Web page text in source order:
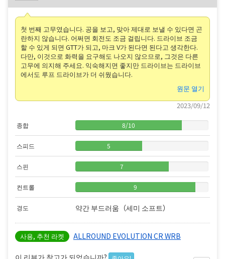
첫 번째 고무였습니다. 공을 보고, 맞아 제대로 보낼 수 있다면 곤
란하지 않습니다. 어쩌면 회전도 조금 걸립니다. 드라이브 조금
할 수 있게 되면 GTT가 되고, 마크 V가 된다면 된다고 생각한다.
다만, 이것으로 화력을 요구해도 나오지 않으므로, 그것은 다른
고무에 의지해 주세요. 익숙해지면 좋지만 드라이브는 드라이브
에서도 루프 드라이브가 더 쉬웠습니다.
원문 열기
2023/09/12
종합 8/10
스피드 5
스핀 7
컨트롤 9
경도 약간 부드러움（세미 소프트）
사용, 추천 라켓 ALLROUND EVOLUTION CR WRB
이 리뷰가 참고가 되었습니까?